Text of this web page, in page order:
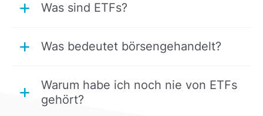
Was sind ETFs?
Was bedeutet börsengehandelt?
Warum habe ich noch nie von ETFs
gehört?